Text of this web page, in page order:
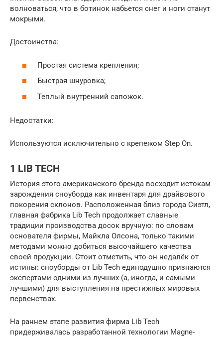
волноваться, что в ботинок набьется снег и ноги станут
мокрыми.
Достоинства:
Простая система крепления;
Быстрая шнуровка;
Теплый внутренний сапожок.
Недостатки:
Используются исключительно с крепежом Step On.
1 LIB TECH
История этого американского бренда восходит истокам
зарождения сноуборда как инвентаря для драйвового
покорения склонов. Расположенная близ города Сиэтл,
главная фабрика Lib Tech продолжает славные
традиции производства досок вручную: по словам
основателя фирмы, Майкла Олсона, только такими
методами можно добиться высочайшего качества
своей продукции. Стоит отметить, что он недалёк от
истины: сноуборды от Lib Tech единодушно признаются
экспертами одними из лучших (а, иногда, и самыми
лучшими) для выступления на престижных мировых
первенствах.
На раннем этапе развития фирма Lib Tech
придерживалась разработанной технологии Magne-